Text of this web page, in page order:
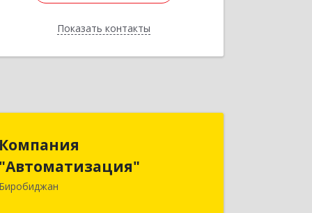
Показать контакты
Назад
Компания
"Автоматизация"
Биробиджан
"Автоматизация"
679016, Еврейская Аобл, Биробиджан